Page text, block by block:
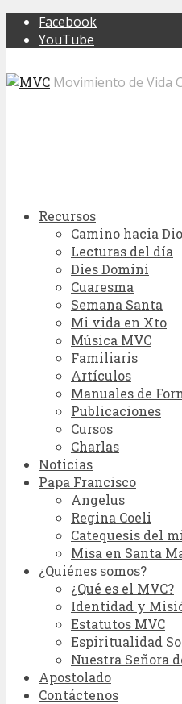
Facebook
YouTube
Movimiento de Vida
Recursos
Camino hacia
Lecturas del día
Dies Domini
Cuaresma
Semana Santa
Mi vida en Xto
Música MVC
Familiaris
Artículos
Manuales de
Publicaciones
Cursos
Charlas
Noticias
Papa Francisco
Angelus
Regina Coeli
Catequesis del
Misa en Santa
¿Quiénes somos?
¿Qué es el MVC?
Identidad y
Estatutos MVC
Espiritualidad
Nuestra Señora
Apostolado
Contáctenos